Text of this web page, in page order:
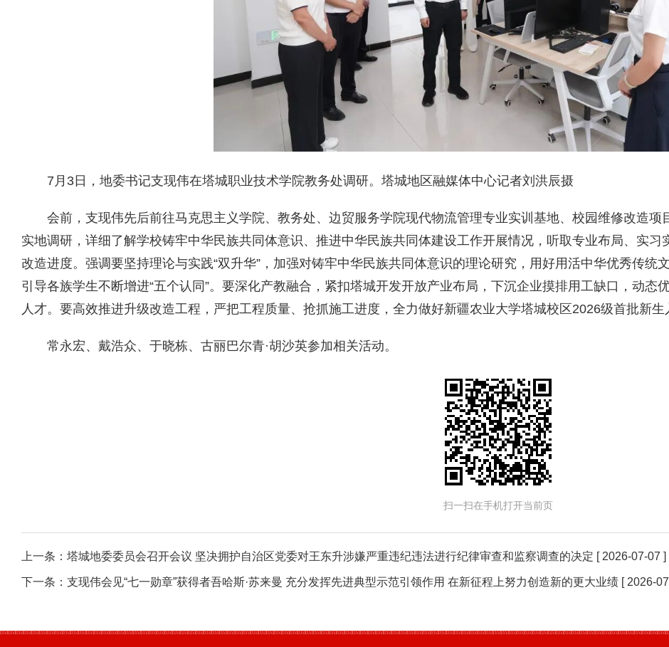
7月3日，地委书记支现伟在塔城职业技术学院教务处调研。塔城地区融媒体中心记者刘洪辰摄
会前，支现伟先后前往马克思主义学院、教务处、边贸服务学院现代物流管理专业实训基地、校园维修改造
实地调研，详细了解学校铸牢中华民族共同体意识、推进中华民族共同体建设工作开展情况，听取专业布局、实
改造进度。强调要坚持理论与实践“双升华”，加强对铸牢中华民族共同体意识的理论研究，用好用活中华优秀传
引导各族学生不断增进“五个认同”。要深化产教融合，紧扣塔城开发开放产业布局，下沉企业摸排用工缺口，动
人才。要高效推进升级改造工程，严把工程质量、抢抓施工进度，全力做好新疆农业大学塔城校区2026级首批新生
常永宏、戴浩众、于晓栋、古丽巴尔青·胡沙英参加相关活动。
扫一扫在手机打开当前页
上一条： 塔城地委委员会召开会议 坚决拥护自治区党委对王东升涉嫌严重违纪违法进行纪律审查和监察调查的决定 [ 2026-07-07 ]
下一条： 支现伟会见“七一勋章”获得者吾哈斯·苏来曼 充分发挥先进典型示范引领作用 在新征程上努力创造新的更大业绩 [ 2026-